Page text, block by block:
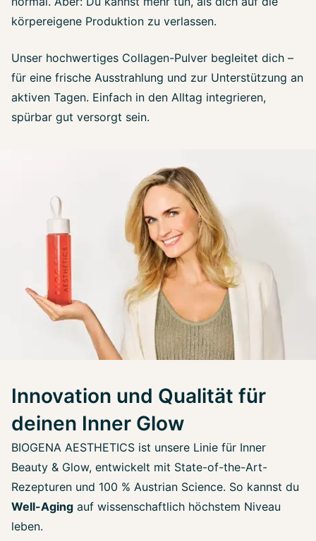
körpereigene Produktion zu verlassen.
Unser hochwertiges Collagen-Pulver begleitet dich –
für eine frische Ausstrahlung und zur Unterstützung an
aktiven Tagen. Einfach in den Alltag integrieren,
spürbar gut versorgt sein.
Innovation und Qualität für
deinen Inner Glow
BIOGENA AESTHETICS ist unsere Linie für Inner
Beauty & Glow, entwickelt mit State-of-the-Art-
Rezepturen und 100 % Austrian Science. So kannst du
Well-Aging auf wissenschaftlich höchstem Niveau
leben.